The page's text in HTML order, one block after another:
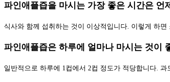
파인애플즙을 마시는 가장 좋은 시간은 언
식사와 함께 섭취하는 것이 이상적입니다. 이렇게 하
파인애플즙은 하루에 얼마나 마시는 것이
일반적으로 하루에 1컵에서 2컵 정도가 적당합니다.